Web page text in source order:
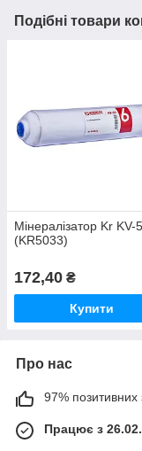
Подібні товари
Мінералізатор Kr KV-
(KR5033)
172,40 ₴
Купити
Про нас
97% позитивних
Працює з